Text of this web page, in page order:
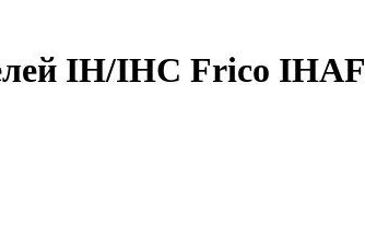
IH/IHC Frico IHAF